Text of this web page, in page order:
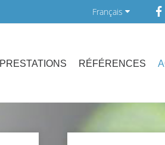
Français
PRESTATIONS RÉFÉRENCES